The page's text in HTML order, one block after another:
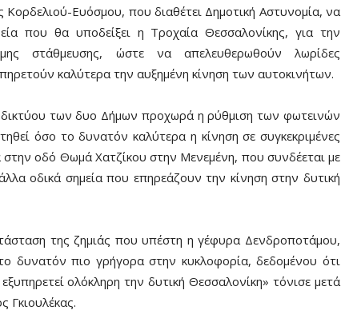
Κορδελιού-Ευόσμου, που διαθέτει Δημοτική Αστυνομία, να
που θα υποδείξει η Τροχαία Θεσσαλονίκης, για την
στάθμευσης, ώστε να απελευθερωθούν λωρίδες
καλύτερα την αυξημένη κίνηση των αυτοκινήτων.
δικτύου των δυο Δήμων προχωρά η ρύθμιση των φωτεινών
όσο το δυνατόν καλύτερα η κίνηση σε συγκεκριμένες
στην οδό Θωμά Χατζίκου στην Μενεμένη, που συνδέεται με
οδικά σημεία που επηρεάζουν την κίνηση στην δυτική
της ζημιάς που υπέστη η γέφυρα Δενδροποτάμου,
δυνατόν πιο γρήγορα στην κυκλοφορία, δεδομένου ότι
ολόκληρη την δυτική Θεσσαλονίκη» τόνισε μετά
Γκιουλέκας.